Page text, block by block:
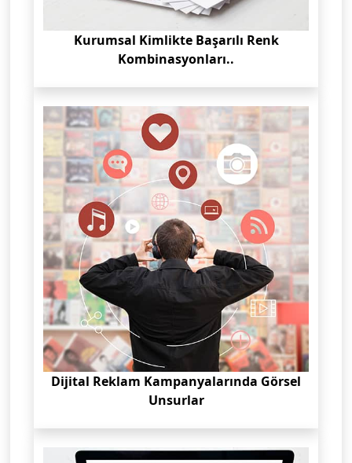
Kurumsal Kimlikte Başarılı Renk
Kombinasyonları..
Dijital Reklam Kampanyalarında Görsel
Unsurlar